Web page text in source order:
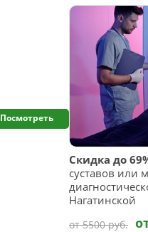
Посмотреть
Скидка до
суставов или
Нагатинской
от 5500 руб.